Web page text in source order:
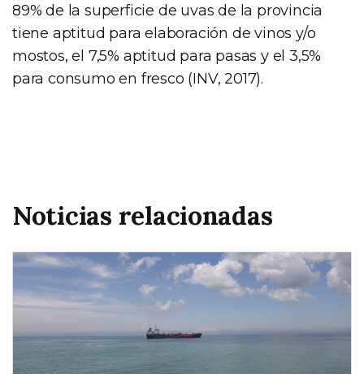
89% de la superficie de uvas de la provincia
tiene aptitud para elaboración de vinos y/o
mostos, el 7,5% aptitud para pasas y el 3,5%
para consumo en fresco (INV, 2017).
Noticias relacionadas